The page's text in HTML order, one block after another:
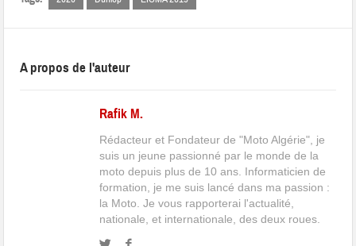
A propos de l'auteur
Rafik M.
Rédacteur et Fondateur de "Moto Algérie", je
suis un jeune passionné par le monde de la
moto depuis plus de 10 ans. Informaticien de
formation, je me suis lancé dans ma passion :
la Moto. Je vous rapporterai l'actualité,
nationale, et internationale, des deux roues.